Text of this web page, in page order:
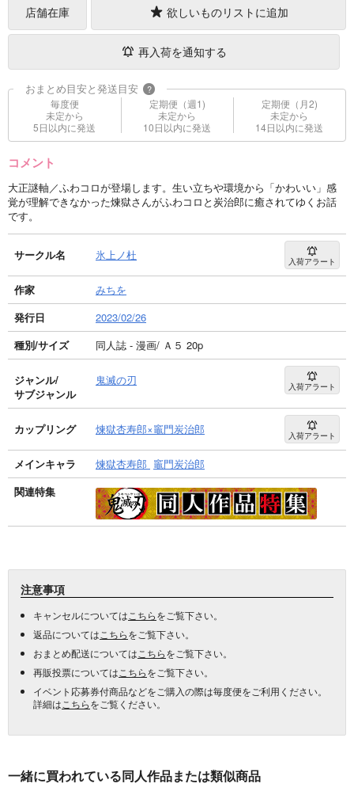
店舗在庫 欲しいものリストに追加
再入荷を通知する
おまとめ目安と発送目安 ?
毎度便
未定から
5日以内に発送
定期便（週1)
未定から
10日以内に発送
定期便（月2)
未定から
14日以内に発送
コメント
大正謎軸／ふわコロが登場します。生い立ちや環境から「かわいい」感
覚が理解できなかった煉獄さんがふわコロと炭治郎に癒されてゆくお話
です。
サークル名 氷上ノ杜 入荷アラート
作家
みちを
発行日
2023/02/26
種別/サイズ
同人誌 - 漫画/ Ａ５ 20p
ジャンル/
サブジャンル
鬼滅の刃 入荷アラート
カップリング 煉獄杏寿郎×竈門炭治郎 入荷アラート
メインキャラ 煉獄杏寿郎 竈門炭治郎
関連特集
注意事項
キャンセルについては こちらをご覧下さい。
返品については こちらをご覧下さい。
おまとめ配送については こちらをご覧下さい。
再販投票については こちらをご覧下さい。
イベント応募券付商品などをご購入の際は毎度便をご利用ください。
詳細は こちらをご覧ください。
一緒に買われている同人作品または類似商品